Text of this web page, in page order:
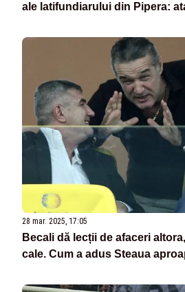
ale latifundiarului din Pipera:
28 mar. 2025, 17:05
Becali dă lecții de afaceri
cale. Cum a adus Steaua